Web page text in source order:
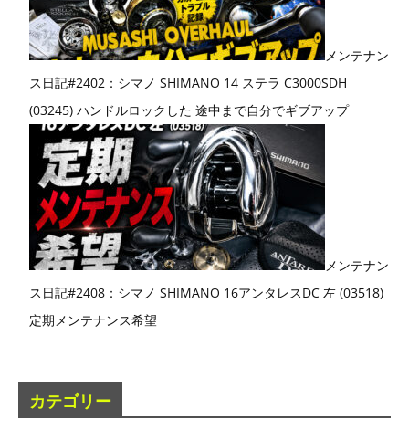
メンテナン
ス日記#2402：シマノ SHIMANO 14 ステラ C3000SDH
(03245) ハンドルロックした 途中まで自分でギブアップ
メンテナン
ス日記#2408：シマノ SHIMANO 16アンタレスDC 左 (03518)
定期メンテナンス希望
カテゴリー